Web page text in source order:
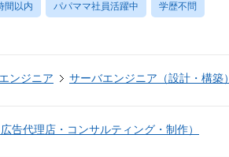
間以内 パパママ社員活躍中 学歴不問
ンジニア サーバエンジニア（設計・構築）
告代理店・コンサルティング・制作）